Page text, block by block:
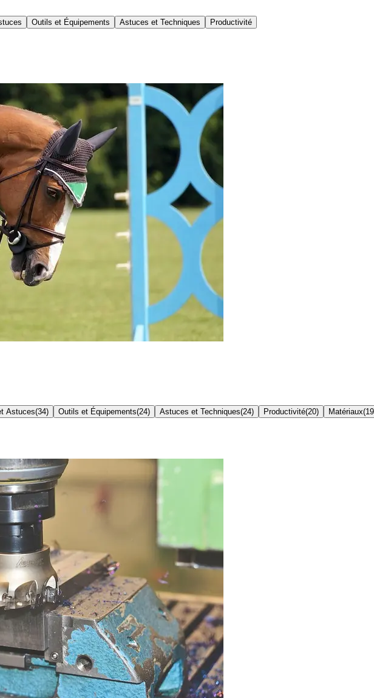
Outils et Équipements Astuces et Techniques Productivité
Astuces(34) Outils et Équipements(24) Astuces et Techniques(24) Productivité(20) Matériaux(19